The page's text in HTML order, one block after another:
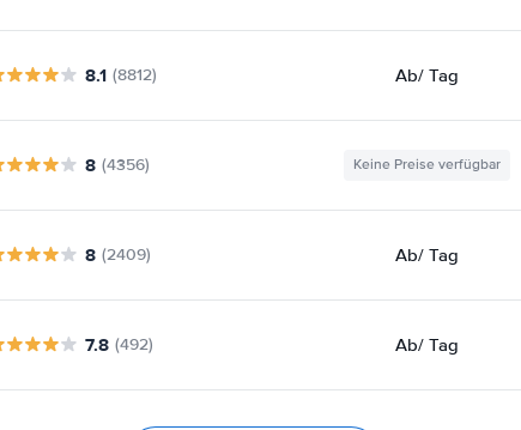
8.1 (8812) Ab/ Tag
8 (4356) Keine Preise verfügbar
8 (2409) Ab/ Tag
7.8 (492) Ab/ Tag